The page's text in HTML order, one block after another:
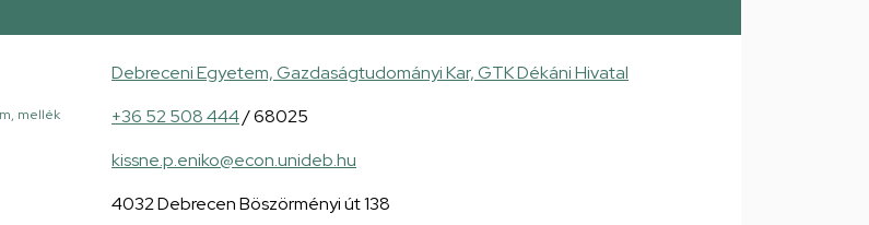
Debreceni Egyetem, Gazdaságtudományi Kar, GTK Dékáni Hivatal
mellék +36 52 508 444/ 68025
kissne.p.eniko@econ.unideb.hu
4032 Debrecen Böszörményi út 138